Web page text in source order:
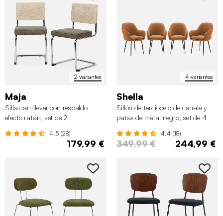
2 variantes
Maja
Silla cantilever con respaldo
efecto ratán, set de 2
4.5 (28)
179,99 €
4 variantes
Shella
Sillón de terciopelo de canalé y
patas de metal negro, set de 4
4.4 (18)
349,99 € 244,99 €